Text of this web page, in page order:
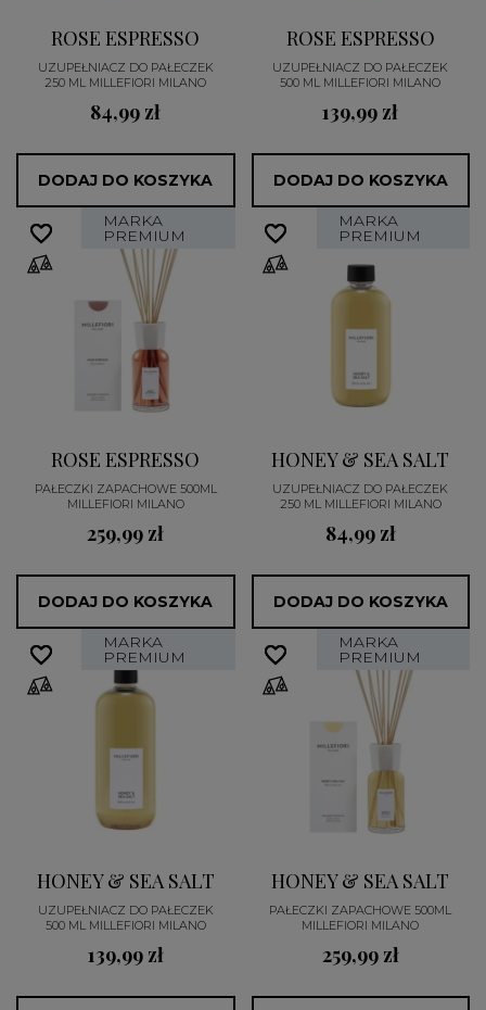
ROSE ESPRESSO
UZUPEŁNIACZ DO PAŁECZEK
250 ML MILLEFIORI MILANO
84,99 zł
DODAJ DO KOSZYKA
ROSE ESPRESSO
UZUPEŁNIACZ DO PAŁECZEK
500 ML MILLEFIORI MILANO
139,99 zł
DODAJ DO KOSZYKA
MARKA
PREMIUM
ROSE ESPRESSO
PAŁECZKI ZAPACHOWE 500ML
MILLEFIORI MILANO
259,99 zł
DODAJ DO KOSZYKA
favorite_border
favorite_border MARKA
PREMIUM
HONEY & SEA SALT
UZUPEŁNIACZ DO PAŁECZEK
250 ML MILLEFIORI MILANO
84,99 zł
DODAJ DO KOSZYKA
favorite_border
favorite_border
MARKA
PREMIUM
HONEY & SEA SALT
UZUPEŁNIACZ DO PAŁECZEK
500 ML MILLEFIORI MILANO
139,99 zł
favorite_border
favorite_border MARKA
PREMIUM
HONEY & SEA SALT
PAŁECZKI ZAPACHOWE 500ML
MILLEFIORI MILANO
259,99 zł
favorite_border
favorite_border